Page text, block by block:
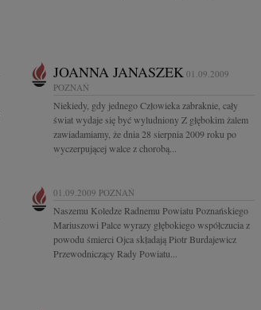
JOANNA JANASZEK 01.09.2009
POZNAŃ
Niekiedy, gdy jednego Człowieka zabraknie, cały
świat wydaje się być wyludniony Z głębokim żalem
zawiadamiamy, że dnia 28 sierpnia 2009 roku po
wyczerpującej walce z chorobą...
01.09.2009 POZNAŃ
Naszemu Koledze Radnemu Powiatu Poznańskiego
Mariuszowi Palce wyrazy głębokiego współczucia z
powodu śmierci Ojca składają Piotr Burdajewicz
Przewodniczący Rady Powiatu...